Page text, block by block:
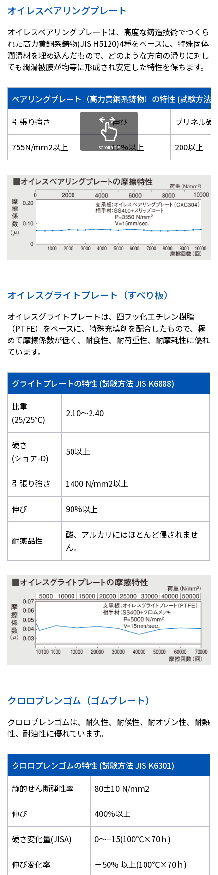
オイレスベアリングプレート
オイレスベアリングプレートは、高度な鋳造技術でつくら
れた高力黄銅系鋳物(JIS H5120)4種をベースに、特殊固体
潤滑材を埋め込んだもので、どのような方向の滑りに対し
ても潤滑被膜が均等に形成され安定した特性を保ちます。
ベアリングプレート（高力黄銅系鋳物）の特性 (試験方法
引張り強さ
伸び ブリネル硬
755N/mm2以上 12%以上 200以上
scrollable
オイレスグライトプレート（すべり板）
オイレスグライトプレートは、四フッ化エチレン樹脂
（PTFE）をベースに、特殊充填剤を配合したもので、極
めて摩擦係数が低く、耐食性、耐荷重性、耐摩耗性に優れ
ています。
グライトプレートの特性 (試験方法 JIS K6888)
比重
(25/25℃)
2.10～2.40
硬さ
(ショア-D)
50以上
引張り強さ 1400 N/mm2以上
伸び 90%以上
耐薬品性
酸、アルカリにはほとんど侵されませ
ん。
クロロプレンゴム（ゴムプレート）
クロロプレンゴムは、耐久性、耐候性、耐オゾン性、耐熱
性、耐油性に優れています。
クロロプレンゴムの特性 (試験方法 JIS K6301)
静的せん断弾性率
80±10 N/mm2
伸び 400%以上
硬さ変化量(JISA) 0～+15(100℃×70ｈ)
伸び変化率 －50% 以上(100℃×70ｈ)